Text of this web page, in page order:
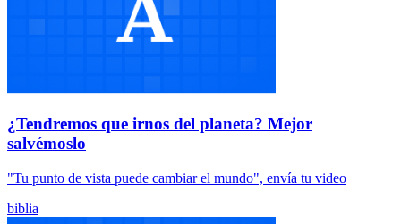
¿Tendremos que irnos del planeta? Mejor
salvémoslo
"Tu punto de vista puede cambiar el mundo", envía tu video
biblia